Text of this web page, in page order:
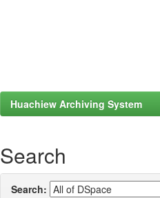
Huachiew Archiving System
Search
Search: